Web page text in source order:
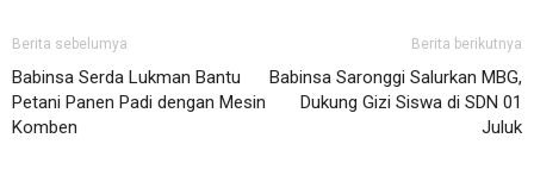
Berita sebelumya
Babinsa Serda Lukman Bantu
Petani Panen Padi dengan Mesin
Komben
Berita berikutnya
Babinsa Saronggi Salurkan MBG,
Dukung Gizi Siswa di SDN 01
Juluk